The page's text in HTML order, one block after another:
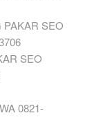
SEO
SEO
0821-